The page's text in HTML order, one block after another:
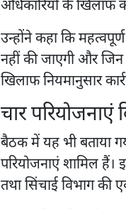
अधिकारियों के खिलाफ
उन्होंने कहा कि
नहीं की जाएगी और
खिलाफ नियमानुसार
चार परियोजनाएं
बैठक में यह भी बताया
परियोजनाएं शामिल हैं।
तथा सिंचाई विभाग की